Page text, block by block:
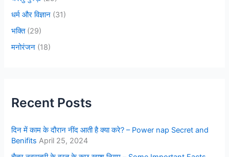
धर्म और विज्ञान (31)
भक्ति(29)
मनोरंजन (18)
Recent Posts
दिन में काम के दौरान नींद आती है क्या करे? – Power nap Secret and
Benifits April 25, 2024